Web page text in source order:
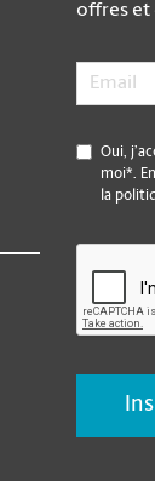
offres et
Email
* Oui,
moi*.
la